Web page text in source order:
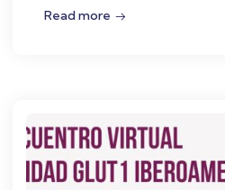
Read more